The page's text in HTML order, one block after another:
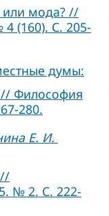
или мода? //
(160). С. 205-
думы:
// Философия
280.
Е. И.
№ 2. С. 222-